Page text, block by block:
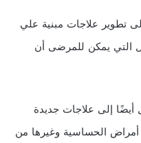
تطوير علاجات مبنية علي
التي يمكن للمرضى أن
إلى علاجات جديدة
الحساسية وغيرها من